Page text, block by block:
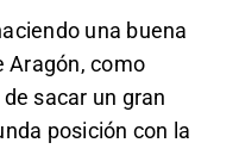
una buena
Aragón, como
sacar un gran
posición con la